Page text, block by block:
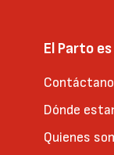
El Parto
Dónde
Quienes